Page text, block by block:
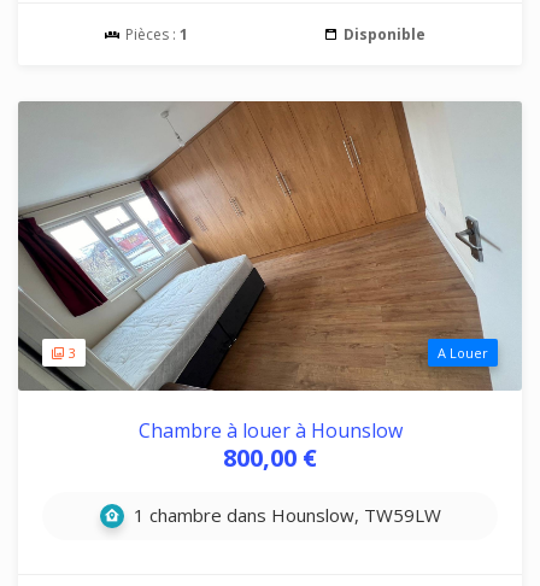
Pièces : 1 Disponible
3 A Louer
Chambre à louer à Hounslow
800,00 €
1 chambre dans Hounslow, TW59LW